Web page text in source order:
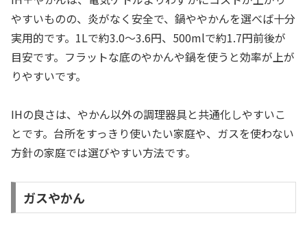
やすいものの、炎がなく安全で、鍋ややかんを選べば十分
実用的です。1Lで約3.0〜3.6円、500mlで約1.7円前後が
目安です。フラットな底のやかんや鍋を使うと効率が上が
りやすいです。
IHの良さは、やかん以外の調理器具と共通化しやすいこ
とです。台所をすっきり使いたい家庭や、ガスを使わない
方針の家庭では選びやすい方法です。
ガスやかん